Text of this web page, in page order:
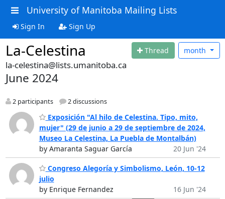
University of Manitoba Mailing Lists
Sign In Sign Up
La-Celestina Thread month
la-celestina@lists.umanitoba.ca
June 2024
2 participants 2 discussions
Exposición "Al hilo de Celestina. Tipo, mito,
mujer" (29 de junio a 29 de septiembre de 2024,
Museo La Celestina, La Puebla de Montalbán)
by Amaranta Saguar García
20 Jun '24
Congreso Alegoría y Simbolismo, León, 10-12
julio
by Enrique Fernandez
16 Jun '24